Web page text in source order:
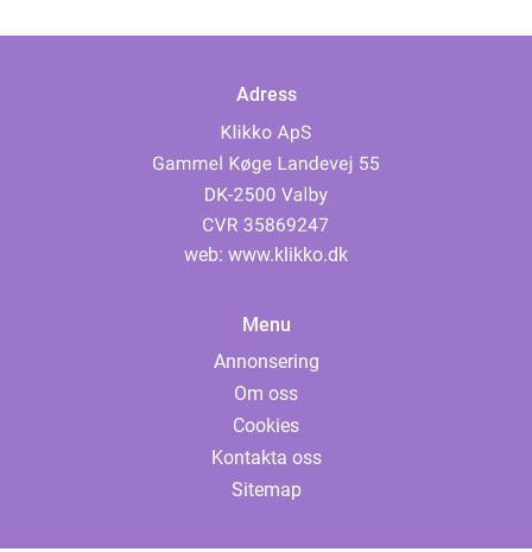
Adress
web: www.klikko.dk
Menu
Annonsering
Om oss
Cookies
Kontakta oss
Sitemap